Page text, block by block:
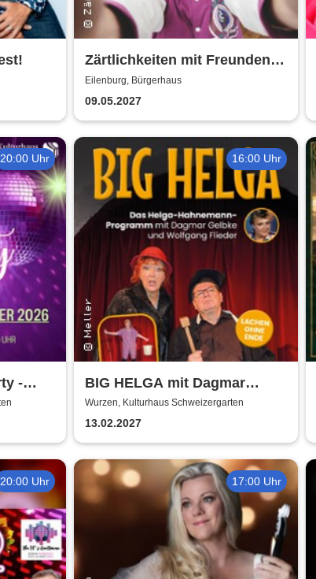
Zärtlichkeiten mit Freunden -
Rico Rohs und das Ines
Fleiwa Quartett
Eilenburg, Bürgerhaus
09.05.2027
20:00 Uhr
-
16:00 Uhr
BIG HELGA mit Dagmar
Gelbke & Wolfgang Fliedler
Wurzen, Kulturhaus Schweizergarten
13.02.2027
20:00 Uhr 17:00 Uhr